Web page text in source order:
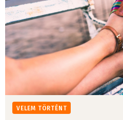
VELEM TÖRTÉNT